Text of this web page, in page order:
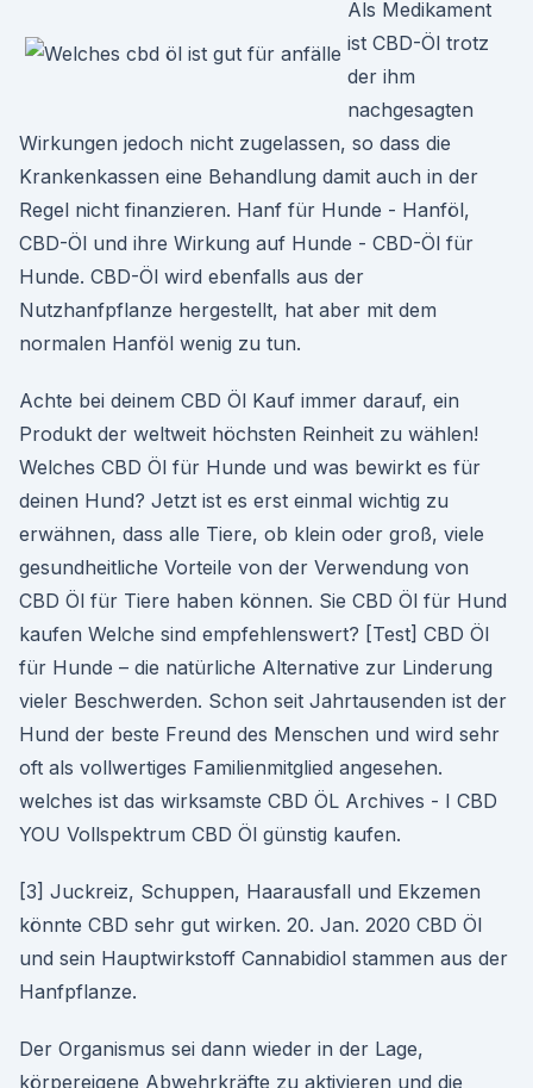
Als Medikament
ist CBD-Öl trotz
der ihm
nachgesagten
Wirkungen jedoch nicht zugelassen, so dass die
Krankenkassen eine Behandlung damit auch in der
Regel nicht finanzieren. Hanf für Hunde - Hanföl,
CBD-Öl und ihre Wirkung auf Hunde - CBD-Öl für
Hunde. CBD-Öl wird ebenfalls aus der
Nutzhanfpflanze hergestellt, hat aber mit dem
normalen Hanföl wenig zu tun.
Achte bei deinem CBD Öl Kauf immer darauf, ein
Produkt der weltweit höchsten Reinheit zu wählen!
Welches CBD Öl für Hunde und was bewirkt es für
deinen Hund? Jetzt ist es erst einmal wichtig zu
erwähnen, dass alle Tiere, ob klein oder groß, viele
gesundheitliche Vorteile von der Verwendung von
CBD Öl für Tiere haben können. Sie CBD Öl für Hund
kaufen Welche sind empfehlenswert? [Test] CBD Öl
für Hunde – die natürliche Alternative zur Linderung
vieler Beschwerden. Schon seit Jahrtausenden ist der
Hund der beste Freund des Menschen und wird sehr
oft als vollwertiges Familienmitglied angesehen.
welches ist das wirksamste CBD ÖL Archives - I CBD
YOU Vollspektrum CBD Öl günstig kaufen.
[3] Juckreiz, Schuppen, Haarausfall und Ekzemen
könnte CBD sehr gut wirken. 20. Jan. 2020 CBD Öl
und sein Hauptwirkstoff Cannabidiol stammen aus der
Hanfpflanze.
Der Organismus sei dann wieder in der Lage,
körpereigene Abwehrkräfte zu aktivieren und die